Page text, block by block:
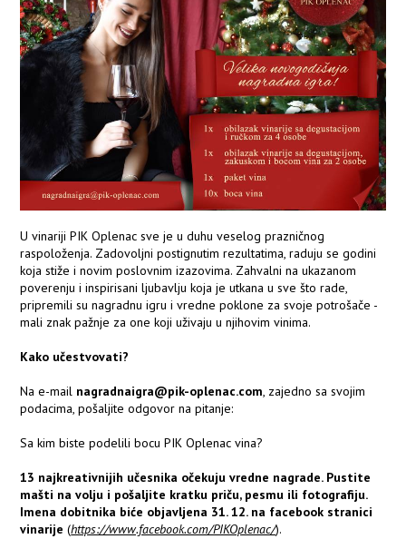
U vinariji PIK Oplenac sve je u duhu veselog prazničnog
raspoloženja. Zadovoljni postignutim rezultatima, raduju se godini
koja stiže i novim poslovnim izazovima. Zahvalni na ukazanom
poverenju i inspirisani ljubavlju koja je utkana u sve što rade,
pripremili su nagradnu igru i vredne poklone za svoje potrošače -
mali znak pažnje za one koji uživaju u njihovim vinima.
Kako učestvovati?
Na e-mail nagradnaigra@pik-oplenac.com, zajedno sa svojim
podacima, pošaljite odgovor na pitanje:
Sa kim biste podelili bocu PIK Oplenac vina?
13 najkreativnijih učesnika očekuju vredne nagrade. Pustite
mašti na volju i pošaljite kratku priču, pesmu ili fotografiju.
Imena dobitnika biće objavljena 31. 12. na facebook stranici
vinarije(https://www.facebook.com/PIKOplenac/).